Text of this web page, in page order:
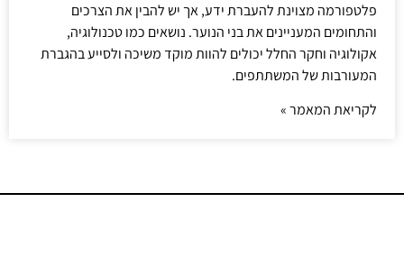
פלטפורמה מצוינת להעברת ידע, אך יש להבין את הצרכים
והתחומים המעניינים את בני הנוער. נושאים כמו טכנולוגיה,
אקולוגיה וחקר החלל יכולים להוות מוקד משיכה ולסייע בהגברת
המעורבות של המשתתפים.
לקריאת המאמר »